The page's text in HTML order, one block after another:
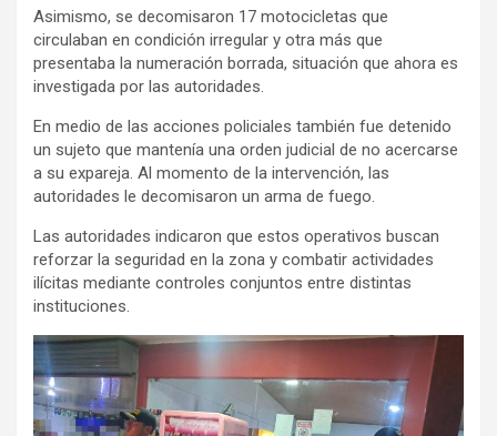
Asimismo, se decomisaron 17 motocicletas que
circulaban en condición irregular y otra más que
presentaba la numeración borrada, situación que ahora es
investigada por las autoridades.
En medio de las acciones policiales también fue detenido
un sujeto que mantenía una orden judicial de no acercarse
a su expareja. Al momento de la intervención, las
autoridades le decomisaron un arma de fuego.
Las autoridades indicaron que estos operativos buscan
reforzar la seguridad en la zona y combatir actividades
ilícitas mediante controles conjuntos entre distintas
instituciones.